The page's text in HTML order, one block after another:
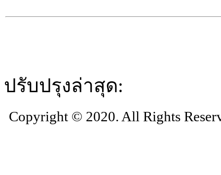
ปรับปรุงล่าสุด:
Copyright © 2020. All Rights